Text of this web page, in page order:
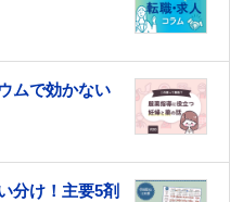
ムで効かない
分け！主要5剤